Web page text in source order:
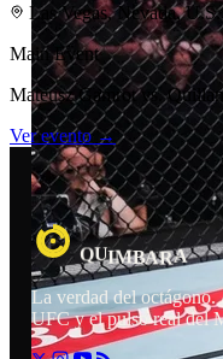
Las Vegas, Nevada, U.S.
Main Event
Mateusz Gamrot vs.
Ver evento →
QUIMBARA
La verdad del octágono.
UFC y el pulso real del